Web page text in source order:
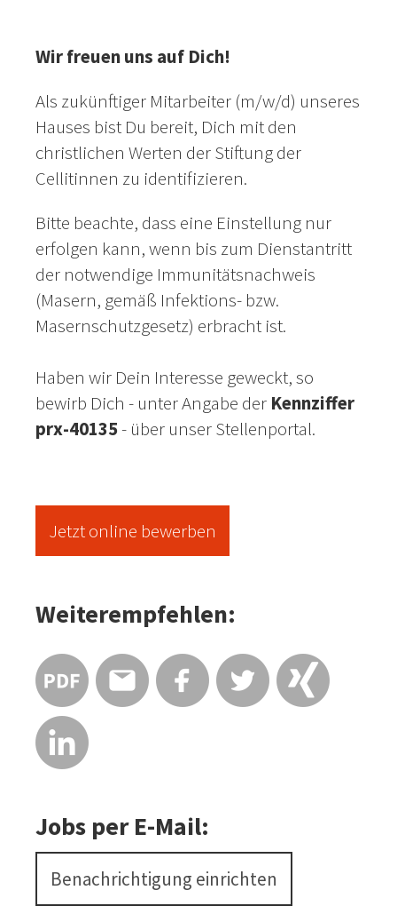
Wir freuen uns auf Dich!
Als zukünftiger Mitarbeiter (m/w/d) unseres
Hauses bist Du bereit, Dich mit den
christlichen Werten der Stiftung der
Cellitinnen zu identifizieren.
Bitte beachte, dass eine Einstellung nur
erfolgen kann, wenn bis zum Dienstantritt
der notwendige Immunitätsnachweis
(Masern, gemäß Infektions- bzw.
Masernschutzgesetz) erbracht ist.
Haben wir Dein Interesse geweckt, so
bewirb Dich - unter Angabe der Kennziffer
prx-40135- über unser Stellenportal.
Jetzt online bewerben
Weiterempfehlen:
Jobs per E-Mail:
Benachrichtigung einrichten